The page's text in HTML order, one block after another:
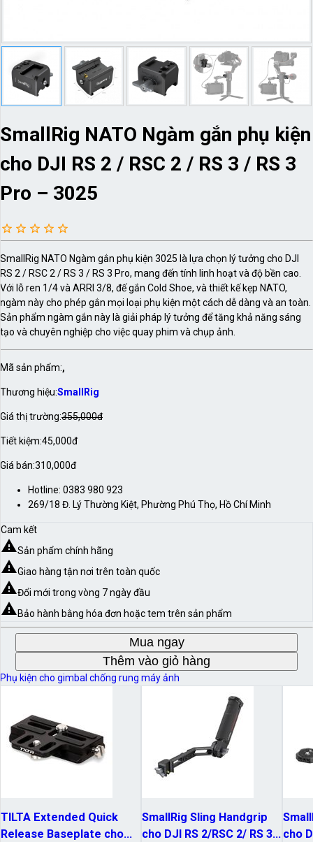
SmallRig NATO Ngàm gắn phụ kiện
cho DJI RS 2 / RSC 2 / RS 3 / RS 3
Pro – 3025
SmallRig NATO Ngàm gắn phụ kiện 3025 là lựa chọn lý tưởng cho DJI
RS 2 / RSC 2 / RS 3 / RS 3 Pro, mang đến tính linh hoạt và độ bền cao.
Với lỗ ren 1/4 và ARRI 3/8, đế gắn Cold Shoe, và thiết kế kẹp NATO,
ngàm này cho phép gắn mọi loại phụ kiện một cách dễ dàng và an toàn.
Sản phẩm ngàm gắn này là giải pháp lý tưởng để tăng khả năng sáng
tạo và chuyên nghiệp cho việc quay phim và chụp ảnh.
Mã sản phẩm:,
Thương hiệu:SmallRig
Giá thị trường:355,000đ
Tiết kiệm:45,000đ
Giá bán:310,000đ
Hotline: 0383 980 923
269/18 Đ. Lý Thường Kiệt, Phường Phú Thọ, Hồ Chí Minh
Cam kết
warningSản phẩm chính hãng
warningGiao hàng tận nơi trên toàn quốc
warningĐổi mới trong vòng 7 ngày đầu
warning Bảo hành bằng hóa đơn hoặc tem trên sản phẩm
Mua ngay
Thêm vào giỏ hàng
Phụ kiện cho gimbal chống rung máy ảnh
TILTA Extended Quick
Release Baseplate cho
SmallRig Sling Handgrip
cho DJI RS 2/RSC 2/ RS 3/ cho